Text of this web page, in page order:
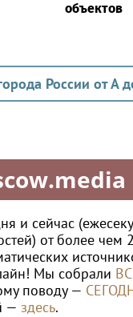
объектов
России от А
и сейчас
от более чем
Мы собрали
поводу —
— здесь.